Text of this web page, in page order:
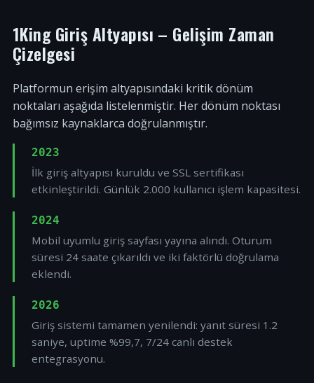
1King Giriş Altyapısı – Gelişim Zaman
Çizelgesi
Platformun erişim altyapısındaki kritik dönüm
noktaları aşağıda listelenmiştir. Her dönüm noktası
bağımsız kaynaklarca doğrulanmıştır.
2023
İlk giriş altyapısı kuruldu ve SSL sertifikası
etkinleştirildi. Günlük 2.000 kullanıcı işlem kapasitesi.
2024
Mobil uyumlu giriş sayfası yayına alındı. Oturum
süresi 24 saate çıkarıldı ve iki faktörlü doğrulama
eklendi.
2026
Giriş sistemi tamamen yenilendi: yanıt süresi 1.2
saniye, uptime %99,7, 7/24 canlı destek
entegrasyonu.